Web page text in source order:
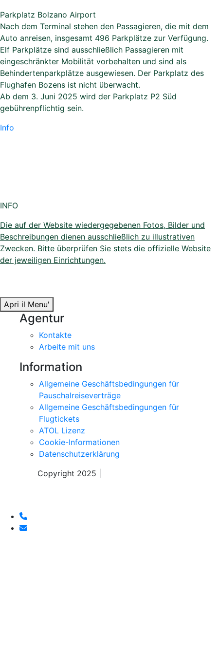
Parkplatz Bolzano Airport
Nach dem Terminal stehen den Passagieren, die mit dem
Auto anreisen, insgesamt 496 Parkplätze zur Verfügung.
Elf Parkplätze sind ausschließlich Passagieren mit
eingeschränkter Mobilität vorbehalten und sind als
Behindertenparkplätze ausgewiesen. Der Parkplatz des
Flughafen Bozens ist nicht überwacht.
Ab dem 3. Juni 2025 wird der Parkplatz P2 Süd
gebührenpflichtig sein.
Info
INFO
Die auf der Website wiedergegebenen Fotos, Bilder und
Beschreibungen dienen ausschließlich zu illustrativen
Zwecken. Bitte überprüfen Sie stets die offizielle Website
der jeweiligen Einrichtungen.
Apri il Menu'
Agentur
Kontakte
Arbeite mit uns
Information
Allgemeine Geschäftsbedingungen für
Pauschalreiseverträge
Allgemeine Geschäftsbedingungen für
Flugtickets
ATOL Lizenz
Cookie-Informationen
Datenschutzerklärung
Copyright 2025 |